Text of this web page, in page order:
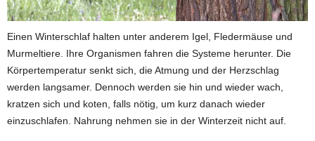
Einen Winterschlaf halten unter anderem Igel, Fledermäuse und
Murmeltiere. Ihre Organismen fahren die Systeme herunter. Die
Körpertemperatur senkt sich, die Atmung und der Herzschlag
werden langsamer. Dennoch werden sie hin und wieder wach,
kratzen sich und koten, falls nötig, um kurz danach wieder
einzuschlafen. Nahrung nehmen sie in der Winterzeit nicht auf.